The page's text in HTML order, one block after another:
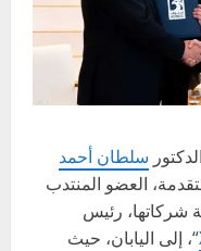
سلطان أحمد
العضو المنتدب
شركاتها، رئيس
“، إلى اليابان، حيث